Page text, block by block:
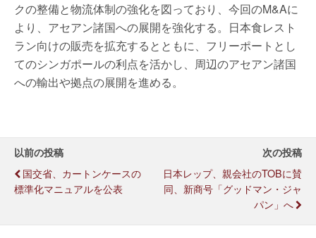
クの整備と物流体制の強化を図っており、今回のM&Aに
より、アセアン諸国への展開を強化する。日本食レスト
ラン向けの販売を拡充するとともに、フリーポートとし
てのシンガポールの利点を活かし、周辺のアセアン諸国
への輸出や拠点の展開を進める。
以前の投稿
国交省、カートンケースの
標準化マニュアルを公表
次の投稿
日本レップ、親会社のTOBに賛
同、新商号「グッドマン・ジャ
パン」へ